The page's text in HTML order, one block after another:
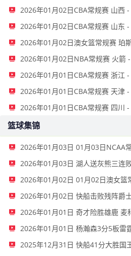
2026年01月02日CBA常规赛 山西
2026年01月02日CBA常规赛 山东
2026年01月02日NBA常规赛 火箭
2026年01月01日CBA常规赛 浙江
2026年01月01日CBA常规赛 天津
2026年01月01日CBA常规赛 四川
篮球集锦